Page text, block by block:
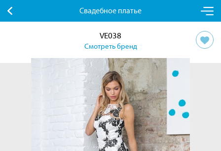
Свадебное платье
VE038
Смотреть бренд